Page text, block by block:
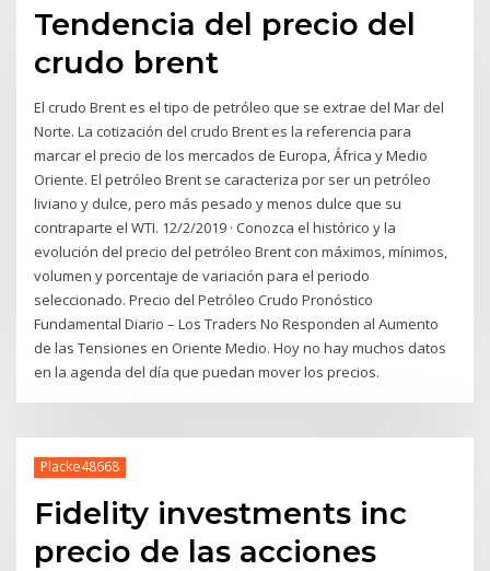
Tendencia del precio del
crudo brent
El crudo Brent es el tipo de petróleo que se extrae del Mar del
Norte. La cotización del crudo Brent es la referencia para
marcar el precio de los mercados de Europa, África y Medio
Oriente. El petróleo Brent se caracteriza por ser un petróleo
liviano y dulce, pero más pesado y menos dulce que su
contraparte el WTI. 12/2/2019 · Conozca el histórico y la
evolución del precio del petróleo Brent con máximos, mínimos,
volumen y porcentaje de variación para el periodo
seleccionado. Precio del Petróleo Crudo Pronóstico
Fundamental Diario – Los Traders No Responden al Aumento
de las Tensiones en Oriente Medio. Hoy no hay muchos datos
en la agenda del día que puedan mover los precios.
Placke48668
Fidelity investments inc
precio de las acciones